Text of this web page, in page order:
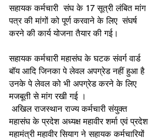
सहायक कर्मचारी  संघ के 17 सूत्री लंबित मांग
पत्र की मांगों को पूर्ण करवाने के लिए  संघर्ष
करने की कार्य योजना तैयार की गई।
सहायक कर्मचारी महासंघ के घटक संवर्ग वार्ड
बॉय आदि जिनका पे लेवल अपग्रेड नहीं हुआ है
उनके पे लेवल को भी अपग्रेड करने के लिए
मजबूती से मांग रखी गई ।
महासंघ के प्रदेश अध्यक्ष महावीर शर्मा एवं प्रदेश
महामंत्री महावीर सियाग ने सहायक कर्मचारियों